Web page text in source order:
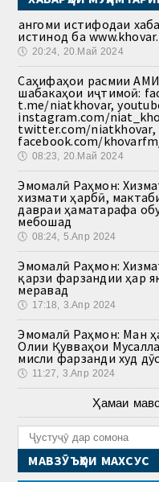
Ҳангоми истифодаи
истинод ба
🕔 20:24, 20.Май 2024
Саҳифаҳои расмии
шабакаҳои иҷтимоӣ:
t.me/niatkhovar,
instagram.com/
twitter.com/niatkhovar,
facebook.com/
🕔 08:23, 20.Май 2024
Эмомалӣ Раҳмон:
хизмати ҳарбӣ,
давраи ҳаматарафа
мебошад
🕔 08:24, 5.Апр 2024
Эмомалӣ Раҳмон:
қарзи фарзандии ҳар
меравад
🕔 17:18, 3.Апр 2024
Эмомалӣ Раҳмон: Ман
Олии Қувваҳои
мисли фарзанди худ
🕔 11:27, 3.Апр 2024
Ҳамаи
МАВЗӮЪҲОИ МАХСУС